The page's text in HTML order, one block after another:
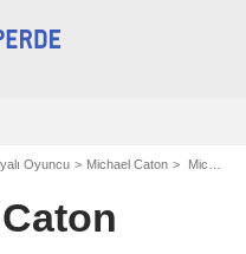
Oyuncu Michael Caton Michael Caton filmografi